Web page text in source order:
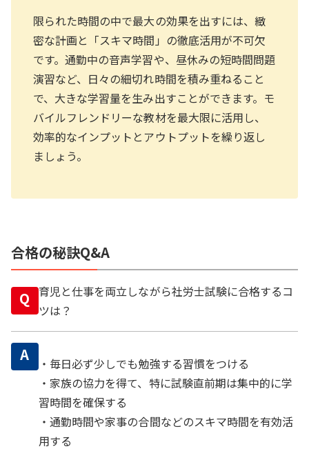
限られた時間の中で最大の効果を出すには、緻
密な計画と「スキマ時間」の徹底活用が不可欠
です。通勤中の音声学習や、昼休みの短時間問題
演習など、日々の細切れ時間を積み重ねること
で、大きな学習量を生み出すことができます。モ
バイルフレンドリーな教材を最大限に活用し、
効率的なインプットとアウトプットを繰り返し
ましょう。
合格の秘訣Q&A
Q
育児と仕事を両立しながら社労士試験に合格するコ
ツは？
A
・毎日必ず少しでも勉強する習慣をつける
・家族の協力を得て、特に試験直前期は集中的に学
習時間を確保する
・通勤時間や家事の合間などのスキマ時間を有効活
用する